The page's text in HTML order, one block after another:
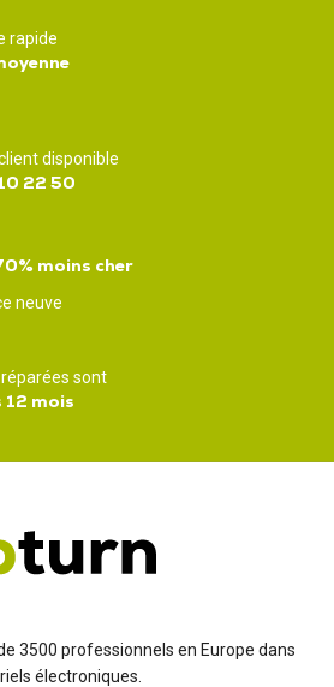
rapide
disponible
22 50
moins cher
neuve
sont
mois
3500 professionnels en Europe dans
électroniques.